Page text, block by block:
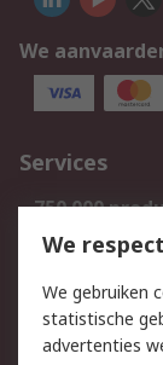
We
Services
750.000
Bestellen
Track &
We
We gebruiken
statistische
advertenties